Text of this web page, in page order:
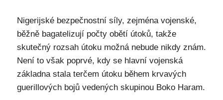
Nigerijské bezpečnostní síly, zejména vojenské,
běžně bagatelizují počty obětí útoků, takže
skutečný rozsah útoku možná nebude nikdy znám.
Není to však poprvé, kdy se hlavní vojenská
základna stala terčem útoku během krvavých
guerillových bojů vedených skupinou Boko Haram.